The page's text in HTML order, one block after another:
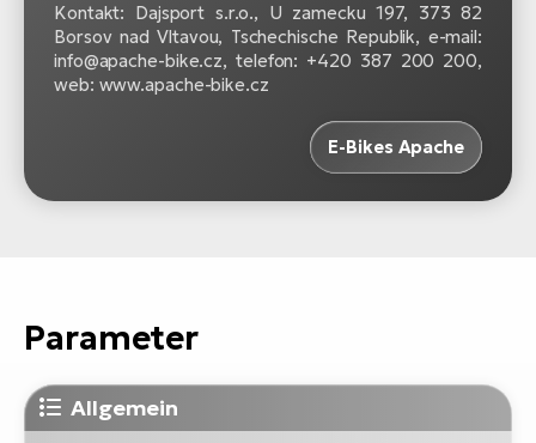
Kontakt: Dajsport s.r.o., U zamecku 197, 373 82
Borsov nad Vltavou, Tschechische Republik, e-mail:
info@apache-bike.cz, telefon: +420 387 200 200,
web: www.apache-bike.cz
E-Bikes Apache
Parameter
Allgemein